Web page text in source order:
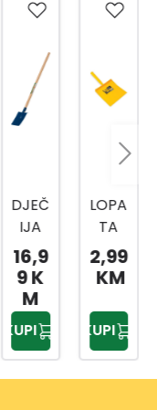
LOPA
TA
ZA
ŽBUK
U
20X4
0 CM
SGS9
86
2,99
KM
KUPI
CELL
-
FAST
LOPA
IDEA
L
PRO
54,
99 K
KUPI